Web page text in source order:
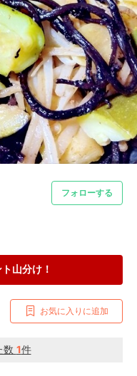
フォローする
山分け！
お気に入りに追加
数 1件